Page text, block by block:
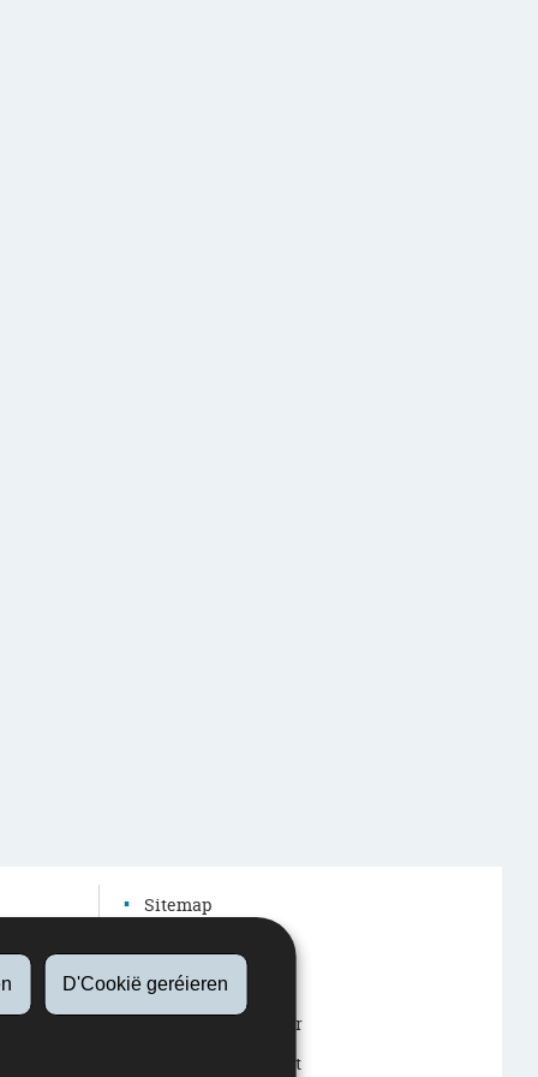
D'Cookië geréieren
Sitemap
Accessibilitéit
Rechtlech Aspekter
Iwwert dës Websäit